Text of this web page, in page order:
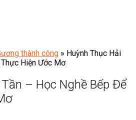
thành công » Huỳnh Thục Hải
Hiện Ước Mơ
– Học Nghề Bếp Để